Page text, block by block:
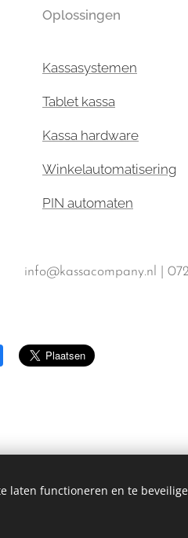
Oplossingen
Kassasystemen
Tablet kassa
Kassa hardware
Winkelautomatisering
PIN automaten
info@kassacompany.nl |
Bank: NL49 KNAB 0257
laten functioneren en te